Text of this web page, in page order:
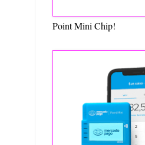
Point Mini Chip!